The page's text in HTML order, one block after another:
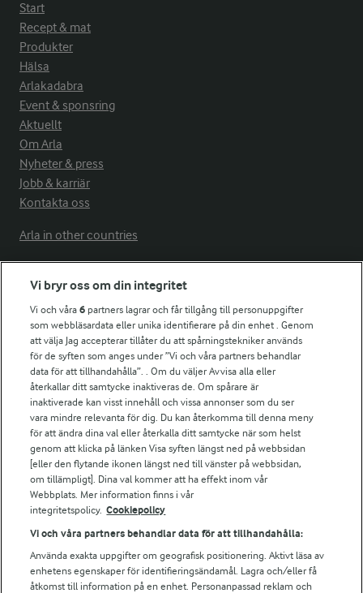
Start
Recept & mat
Produkter
Hälsa
Arlakadabra
Event & sponsring
Aktuellt
Om Arla
Nyheter & press
Jobb & karriär
Kontakta oss
Arla in other countries
Fler Arlasajter
För ägare
Arlas kundportal
Arla.com
Falbygdens Ost
Arla webbshop
Bildbank
Följ oss
Vi bryr oss om din integritet
Vi och våra6 partners lagrar och får tillgång till personuppgifter
som webbläsardata eller unika identifierare på din enhet . Genom
att välja Jag accepterar tillåter du att spårningstekniker används
för de syften som anges under ”Vi och våra partners behandlar
data för att tillhandahålla”. . Om du väljer Avvisa alla eller
återkallar ditt samtycke inaktiveras de. Om spårare är
inaktiverade kan visst innehåll och vissa annonser som du ser
vara mindre relevanta för dig. Du kan återkomma till denna meny
för att ändra dina val eller återkalla ditt samtycke när som helst
genom att klicka på länken Visa syften längst ned på webbsidan
[eller den flytande ikonen längst ned till vänster på webbsidan,
om tillämpligt]. Dina val kommer att ha effekt inom vår
Webbplats. Mer information finns i vår
integritetspolicy. Cookiepolicy
Vi och våra partners behandlar data för att tillhandahålla:
Använda exakta uppgifter om geografisk positionering. Aktivt läsa av
enhetens egenskaper för identifieringsändamål. Lagra och/eller få
åtkomst till information på en enhet. Personanpassad reklam och